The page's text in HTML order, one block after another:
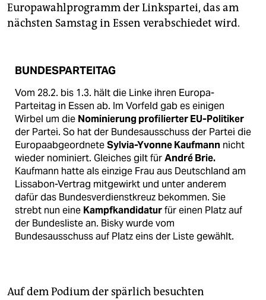
Europawahlprogramm der Linkspartei, das am
nächsten Samstag in Essen verabschiedet wird.
BUNDESPARTEITAG
Vom 28.2. bis 1.3. hält die Linke ihren Europa-
Parteitag in Essen ab. Im Vorfeld gab es einigen
Wirbel um die Nominierung profilierter EU-Politiker
der Partei. So hat der Bundesausschuss der Partei die
EuropaabgeordneteSylvia-Yvonne Kaufmann nicht
wieder nominiert. Gleiches gilt fürAndré Brie.
Kaufmann hatte als einzige Frau aus Deutschland am
Lissabon-Vertrag mitgewirkt und unter anderem
dafür das Bundesverdienstkreuz bekommen. Sie
strebt nun eine Kampfkandidaturfür einen Platz auf
der Bundesliste an. Bisky wurde vom
Bundesausschuss auf Platz eins der Liste gewählt.
Auf dem Podium der spärlich besuchten